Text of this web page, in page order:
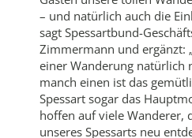
– und natürlich auch die
sagt Spessartbund-
Zimmermann und ergänzt:
einer Wanderung natürlich
manch einen ist das
Spessart sogar das
hoffen auf viele Wanderer,
unseres Spessarts neu